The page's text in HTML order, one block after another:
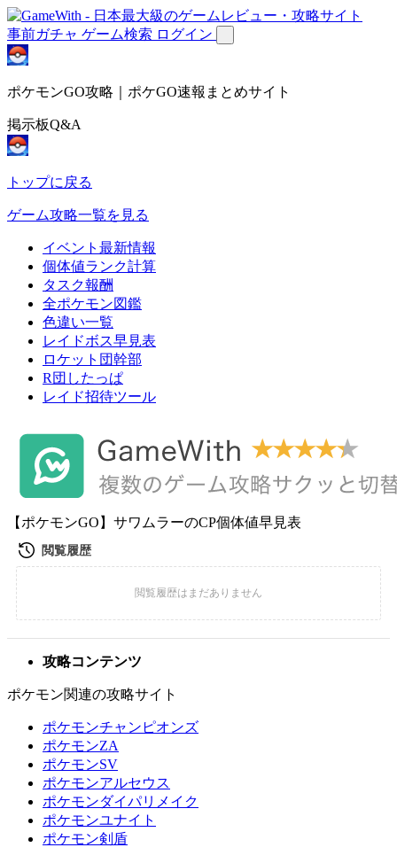
事前ガチャ ゲーム検索 ログイン
ポケモンGO攻略｜ポケGO速報まとめサイト
掲示板Q&A
トップに戻る
ゲーム攻略一覧を見る
イベント最新情報
個体値ランク計算
タスク報酬
全ポケモン図鑑
色違い一覧
レイドボス早見表
ロケット団幹部
R団したっぱ
レイド招待ツール
【ポケモンGO】サワムラーのCP個体値早見表
攻略コンテンツ
ポケモン関連の攻略サイト
ポケモンチャンピオンズ
ポケモンZA
ポケモンSV
ポケモンアルセウス
ポケモンダイパリメイク
ポケモンユナイト
ポケモン剣盾